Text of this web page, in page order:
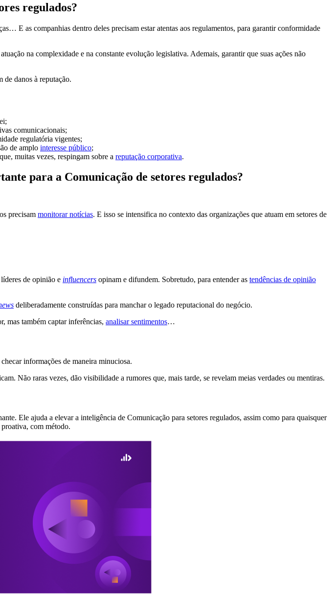
regulados?
E as companhias dentro deles precisam estar atentas aos regulamentos, para garantir conformidade
na complexidade e na constante evolução legislativa. Ademais, garantir que suas ações não
de danos à reputação.
comunicacionais;
regulatória vigentes;
de amplo interesse público;
muitas vezes, respingam sobre a reputação corporativa.
para a Comunicação de setores regulados?
precisam monitorar notícias. E isso se intensifica no contexto das organizações que atuam em setores de
de opinião e influencers opinam e difundem. Sobretudo, para entender as tendências de opinião
deliberadamente construídas para manchar o legado reputacional do negócio.
mas também captar inferências, analisar sentimentos…
informações de maneira minuciosa.
Não raras vezes, dão visibilidade a rumores que, mais tarde, se revelam meias verdades ou mentiras.
Ele ajuda a elevar a inteligência de Comunicação para setores regulados, assim como para quaisquer
com método.